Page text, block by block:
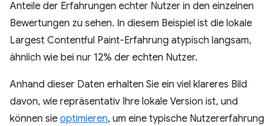
Anteile der Erfahrungen echter Nutzer in den einzelnen
Bewertungen zu sehen. In diesem Beispiel ist die lokale
Largest Contentful Paint-Erfahrung atypisch langsam,
ähnlich wie bei nur 12% der echten Nutzer.
Anhand dieser Daten erhalten Sie ein viel klareres Bild
davon, wie repräsentativ Ihre lokale Version ist, und
können sie optimieren, um eine typische Nutzererfahrung